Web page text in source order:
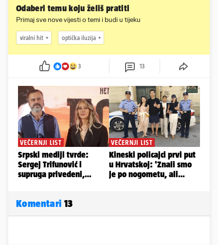
Odaberi temu koju želiš pratiti
Primaj sve nove vijesti o temi i budi u tijeku
viralni hit optička iluzija
3 13
Komentari 13